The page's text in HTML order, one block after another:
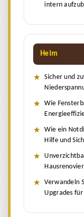
intern
Heim
Sicher und
Wie
Wie ein
Hilfe und
Verwandeln
Upgrades